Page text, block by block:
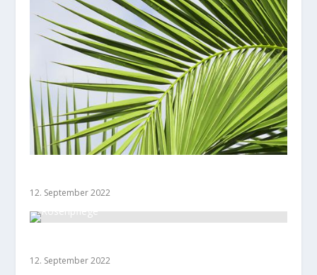
12. September 2022
12. September 2022